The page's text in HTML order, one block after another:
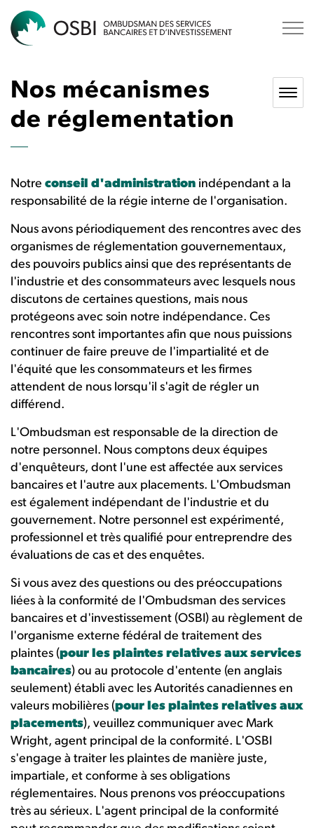
Nos mécanismes
de réglementation
Notre conseil d'administration indépendant a la
responsabilité de la régie interne de l'organisation.
Nous avons périodiquement des rencontres avec des
organismes de réglementation gouvernementaux,
des pouvoirs publics ainsi que des représentants de
l'industrie et des consommateurs avec lesquels nous
discutons de certaines questions, mais nous
protégeons avec soin notre indépendance. Ces
rencontres sont importantes afin que nous puissions
continuer de faire preuve de l'impartialité et de
l'équité que les consommateurs et les firmes
attendent de nous lorsqu'il s'agit de régler un
différend.
L'Ombudsman est responsable de la direction de
notre personnel. Nous comptons deux équipes
d'enquêteurs, dont l'une est affectée aux services
bancaires et l'autre aux placements. L'Ombudsman
est également indépendant de l'industrie et du
gouvernement. Notre personnel est expérimenté,
professionnel et très qualifié pour entreprendre des
évaluations de cas et des enquêtes.
Si vous avez des questions ou des préoccupations
liées à la conformité de l'Ombudsman des services
bancaires et d'investissement (OSBI) au règlement de
l'organisme externe fédéral de traitement des
plaintes (pour les plaintes relatives aux services
bancaires) ou au protocole d'entente (en anglais
seulement) établi avec les Autorités canadiennes en
valeurs mobilières (pour les plaintes relatives aux
placements), veuillez communiquer avec Mark
Wright, agent principal de la conformité. L'OSBI
s'engage à traiter les plaintes de manière juste,
impartiale, et conforme à ses obligations
réglementaires. Nous prenons vos préoccupations
très au sérieux. L'agent principal de la conformité